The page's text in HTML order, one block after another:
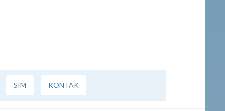
SIM KONTAK